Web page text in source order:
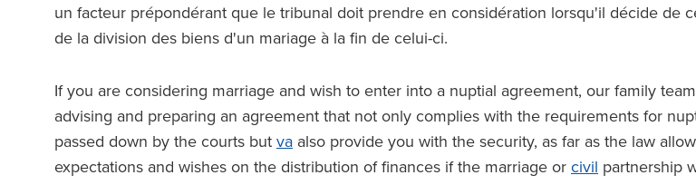
un facteur prépondérant que le tribunal doit prendre en considération lorsqu'il décide de
de la division des biens d'un mariage à la fin de celui-ci.
If you are considering marriage and wish to enter into a nuptial agreement, our family
advising and preparing an agreement that not only complies with the requirements for
passed down by the courts but va also provide you with the security, as far as the law
expectations and wishes on the distribution of finances if the marriage or civil partnership